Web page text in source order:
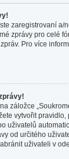
zaregistrovaní a/
zprávy pro celé
Pro více
záložce
vytvořit
uživatelů
od určitého
uživateli v